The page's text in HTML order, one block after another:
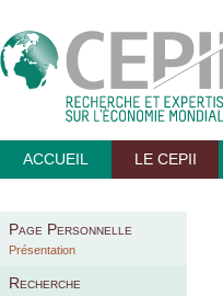
ACCUEIL LE CEPII
Page Personnelle
Présentation
Recherche